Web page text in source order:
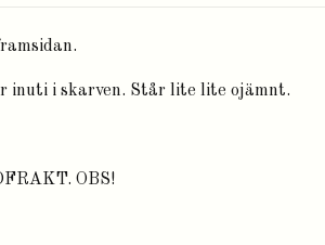
inuti i skarven. Står lite lite ojämnt.
OBS!